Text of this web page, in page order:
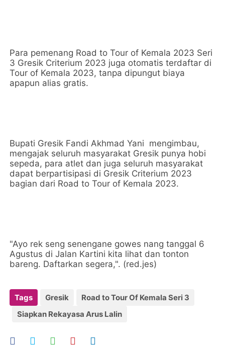
Para pemenang Road to Tour of Kemala 2023 Seri
3 Gresik Criterium 2023 juga otomatis terdaftar di
Tour of Kemala 2023, tanpa dipungut biaya
apapun alias gratis.
Bupati Gresik Fandi Akhmad Yani mengimbau,
mengajak seluruh masyarakat Gresik punya hobi
sepeda, para atlet dan juga seluruh masyarakat
dapat berpartisipasi di Gresik Criterium 2023
bagian dari Road to Tour of Kemala 2023.
"Ayo rek seng senengane gowes nang tanggal 6
Agustus di Jalan Kartini kita lihat dan tonton
bareng. Daftarkan segera,". (red.jes)
Tags Gresik
Road to Tour Of Kemala Seri 3
Siapkan Rekayasa Arus Lalin